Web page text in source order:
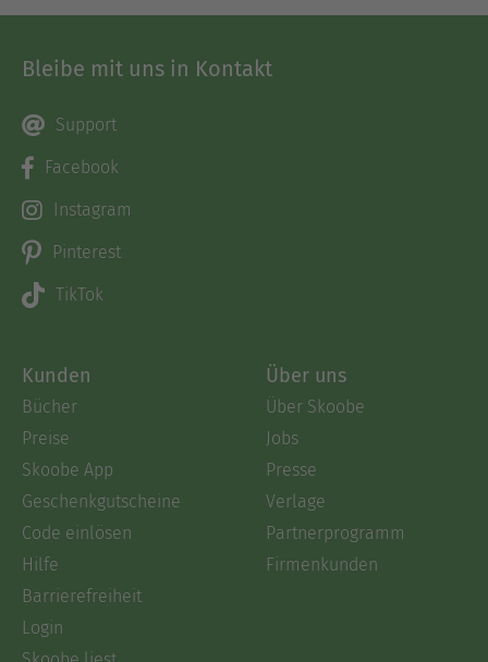
Bleibe mit uns in Kontakt
Support
Facebook
Instagram
Pinterest
TikTok
Kunden
Bücher
Preise
Skoobe App
Geschenkgutscheine
Code einlösen
Hilfe
Barrierefreiheit
Login
Über uns
Über Skoobe
Jobs
Presse
Verlage
Partnerprogramm
Firmenkunden